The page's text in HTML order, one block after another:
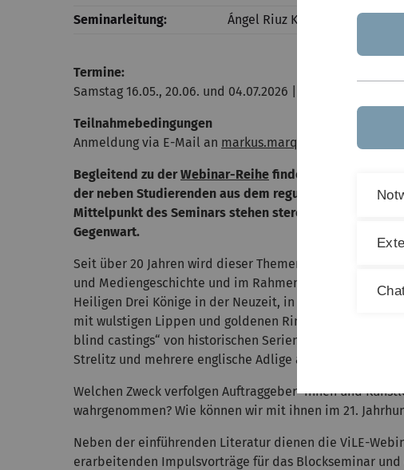
Seminarleitung:
Ángel Riuz Kontrara
Termine:
Samstag 16.05., 20.06. und 04.07.2026 | 9:00 bis ca. 16:00
Teilnahmebedingungen
Anmeldung via E-Mail an markus.marquard(at)uni-ulm.de
Begleitend zu derWebinar-Reihe findet eine
der neben Studierenden aus dem regulären Studium
Mittelpunkt des Seminars stehen stereotype
Gegenwart.
Seit über 20 Jahren wird dieser Themenkomplex im
und Mediengeschichte und im Rahmen postkolonialer
Heiligen Drei Könige in der Neuzeit, in denen
mit wulstigen Lippen und goldenen Ringen in den
blind castings“ von historischen Serien wie Bridgerton,
Strelitz und mehrere englische Adlige als dunkelhäutig
Welchen Zweck verfolgen Auftraggeber*innen und
wahrgenommen? Wie können wir mit ihnen im 21.
Neben der einführenden Literatur dienen die ViLE-
erarbeitenden Impulsvorträge für das Blockseminar und